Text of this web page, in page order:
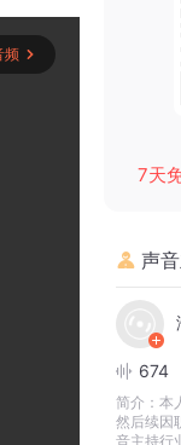
频
7天
声
674
简介： 本
然后续因
音主持行